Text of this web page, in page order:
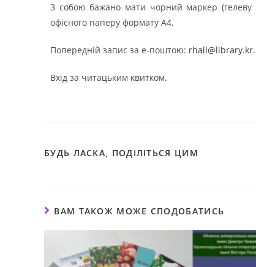
З собою бажано мати чорний маркер (гелеву
офісного паперу формату А4.
Попередній запис за е-поштою:
Вхід за читацьким квитком.
БУДЬ ЛАСКА, ПОДІЛІТЬСЯ ЦИМ
ВАМ ТАКОЖ МОЖЕ СПОДОБАТИСЬ